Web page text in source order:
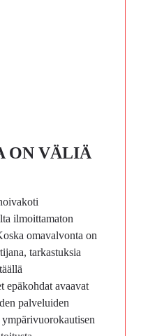
ON VÄLIÄ
ilmoittamaton
omavalvonta on
tarkastuksia
avaavat
palveluiden